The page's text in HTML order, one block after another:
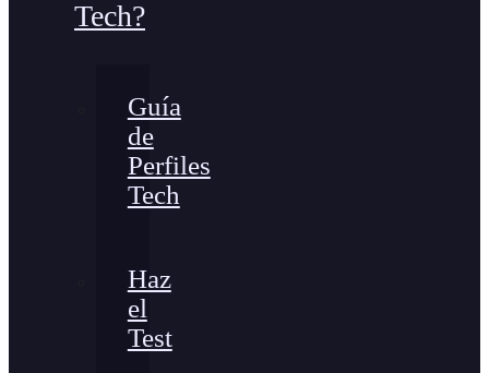
Tech?
Guía
de
Perfiles
Tech
Haz
el
Test